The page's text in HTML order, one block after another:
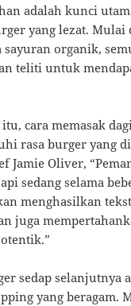
adalah kunci
yang lezat. Mulai
sayuran organik,
teliti untuk
cara memasak
rasa burger yang
Jamie Oliver,
sedang selama
menghasilkan
juga
sedap selanjutnya
yang beragam.